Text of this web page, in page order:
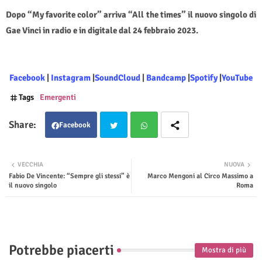
Dopo “My favorite color” arriva “All the times” il nuovo singolo di
Gae Vinci in radio e in digitale dal 24 febbraio 2023.
Facebook | Instagram |SoundCloud | Bandcamp |Spotify|YouTube
Tags Emergenti
Facebook
ter tsap
NUOVA
Marco Mengoni al Circo Massimo a
Roma
VECCHIA
Fabio De Vincente: “Sempre gli stessi” è
il nuovo singolo
Potrebbe piacerti Mostra di più